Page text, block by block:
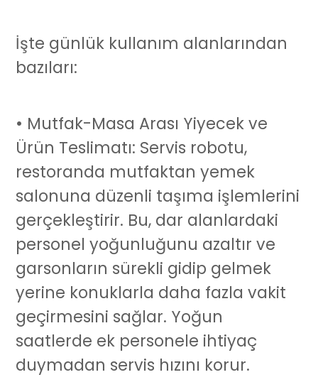
İşte günlük kullanım alanlarından
bazıları:
• Mutfak-Masa Arası Yiyecek ve
Ürün Teslimatı: Servis robotu,
restoranda mutfaktan yemek
salonuna düzenli taşıma işlemlerini
gerçekleştirir. Bu, dar alanlardaki
personel yoğunluğunu azaltır ve
garsonların sürekli gidip gelmek
yerine konuklarla daha fazla vakit
geçirmesini sağlar. Yoğun
saatlerde ek personele ihtiyaç
duymadan servis hızını korur.